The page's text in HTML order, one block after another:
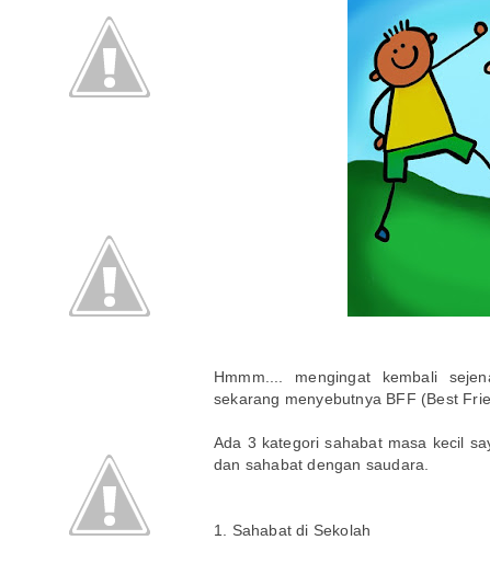
Hmmm.... mengingat kembali
sekarang menyebutnya BFF (Best
Ada 3 kategori sahabat masa kecil
dan sahabat dengan saudara.
1. Sahabat di Sekolah